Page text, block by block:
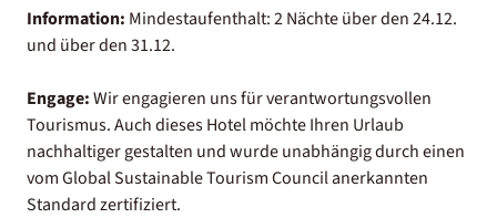
Information: Mindestaufenthalt: 2 Nächte über den 24.12.
und über den 31.12.
Engage:Wir engagieren uns für verantwortungsvollen
Tourismus. Auch dieses Hotel möchte Ihren Urlaub
nachhaltiger gestalten und wurde unabhängig durch einen
vom Global Sustainable Tourism Council anerkannten
Standard zertifiziert.